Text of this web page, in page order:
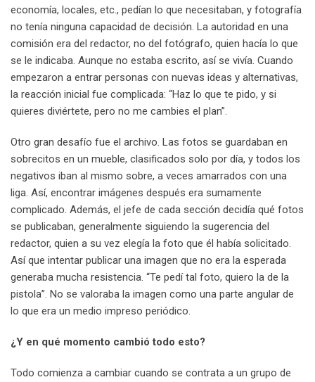
economía, locales, etc., pedían lo que necesitaban, y fotografía
no tenía ninguna capacidad de decisión. La autoridad en una
comisión era del redactor, no del fotógrafo, quien hacía lo que
se le indicaba. Aunque no estaba escrito, así se vivía. Cuando
empezaron a entrar personas con nuevas ideas y alternativas,
la reacción inicial fue complicada: “Haz lo que te pido, y si
quieres diviértete, pero no me cambies el plan”.
Otro gran desafío fue el archivo. Las fotos se guardaban en
sobrecitos en un mueble, clasificados solo por día, y todos los
negativos iban al mismo sobre, a veces amarrados con una
liga. Así, encontrar imágenes después era sumamente
complicado. Además, el jefe de cada sección decidía qué fotos
se publicaban, generalmente siguiendo la sugerencia del
redactor, quien a su vez elegía la foto que él había solicitado.
Así que intentar publicar una imagen que no era la esperada
generaba mucha resistencia. “Te pedí tal foto, quiero la de la
pistola”. No se valoraba la imagen como una parte angular de
lo que era un medio impreso periódico.
¿Y en qué momento cambió todo esto?
Todo comienza a cambiar cuando se contrata a un grupo de